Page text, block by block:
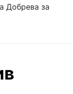
Добрева за